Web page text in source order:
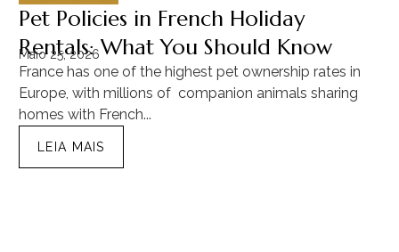
Pet Policies in French Holiday
Rentals: What You Should Know
Maio 25, 2026
France has one of the highest pet ownership rates in
Europe, with millions of companion animals sharing
homes with French...
LEIA MAIS